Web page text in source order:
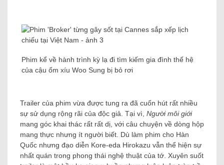
Phim kể về hành trình kỳ lạ đi tìm kiếm gia đình thế hệ
của cậu ốm xíu Woo Sung bị bỏ rơi
Trailer của phim vừa được tung ra đã cuốn hút rất nhiều
sự sử dụng rộng rãi của độc giả. Tại vì, Người môi giới
mang góc khai thác rất rất dị, với câu chuyện về dòng hộp
mang thực nhưng ít người biết. Dù làm phim cho Hàn
Quốc nhưng đạo diễn Kore-eda Hirokazu vẫn thể hiện sự
nhất quán trong phong thái nghệ thuật của tớ. Xuyên suốt